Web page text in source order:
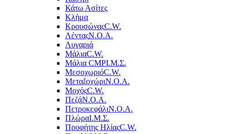
Κάτω Ασίτες
Κλήμα
ΚρουσώναςC.W.
ΛένταςΝ.Ο.Α.
Λυγαριά
ΜάλιαC.W.
Μάλια CMPΙ.Μ.Σ.
ΜεσοχωριόC.W.
ΜεταξοχώριΝ.Ο.Α.
ΜοχόςC.W.
ΠεζάΝ.Ο.Α.
ΠετροκεφάλιΝ.Ο.Α.
ΠλώραΙ.Μ.Σ.
Προφήτης ΗλίαςC.W.